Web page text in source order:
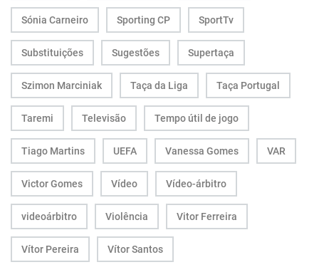
Sónia Carneiro Sporting CP SportTv
Substituições Sugestões Supertaça
Szimon Marciniak Taça da Liga Taça Portugal
Taremi Televisão Tempo útil de jogo
Tiago Martins UEFA Vanessa Gomes VAR
Victor Gomes Vídeo Vídeo-árbitro
videoárbitro Violência Vitor Ferreira
Vítor Pereira Vítor Santos